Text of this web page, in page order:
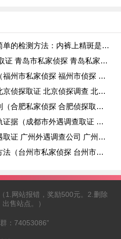
怎么知道有外遇？出轨最简单的检测方法：内裤上精斑是证据
青岛出轨取证 青岛婚外情取证 青岛市私家侦探 青岛私家侦探 青岛侦探
三位私家侦探的真实经历（福州市私家侦探 福州市侦探 福州侦探取证 福州侦探调查）
私家侦探跟踪监视方法（北京侦探取证 北京侦探调查 北京侦探调查取证）
私家侦探跟踪监视准备原则（合肥私家侦探 合肥侦探取证）
教你通过手机调查外遇出轨证据（成都市外遇调查取证 成都外遇调查取证公司）
开房记录这么查（广州外遇取证 广州外遇调查公司 广州外遇调查取证）
婚外情取证的五大技巧及方法（台州市私家侦探 台州市小三调查）
1.网站报错，奖励500元。2.删除
售站点。）
：74053086”